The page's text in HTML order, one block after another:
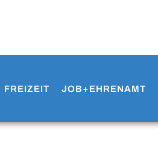
FREIZEIT JOB+EHRENAMT